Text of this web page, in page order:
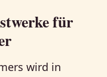
für
wird in